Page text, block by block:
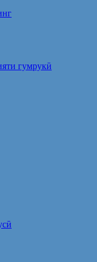
гумрукӣ